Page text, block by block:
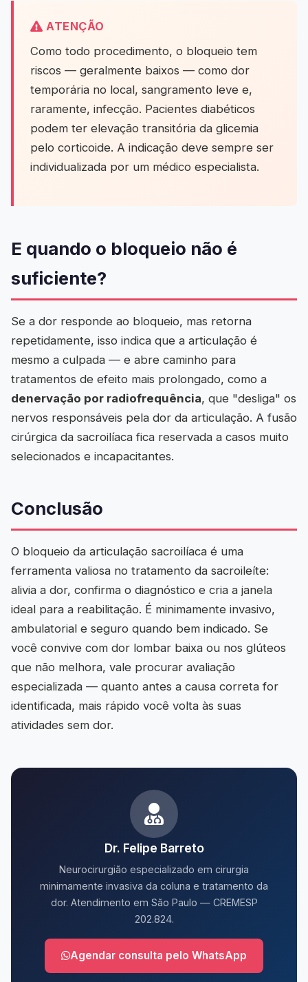
ATENÇÃO
Como todo procedimento, o bloqueio tem
riscos — geralmente baixos — como dor
temporária no local, sangramento leve e,
raramente, infecção. Pacientes diabéticos
podem ter elevação transitória da glicemia
pelo corticoide. A indicação deve sempre ser
individualizada por um médico especialista.
E quando o bloqueio não é
suficiente?
Se a dor responde ao bloqueio, mas retorna
repetidamente, isso indica que a articulação é
mesmo a culpada — e abre caminho para
tratamentos de efeito mais prolongado, como a
denervação por radiofrequência, que "desliga" os
nervos responsáveis pela dor da articulação. A fusão
cirúrgica da sacroilíaca fica reservada a casos muito
selecionados e incapacitantes.
Conclusão
O bloqueio da articulação sacroilíaca é uma
ferramenta valiosa no tratamento da sacroileíte:
alivia a dor, confirma o diagnóstico e cria a janela
ideal para a reabilitação. É minimamente invasivo,
ambulatorial e seguro quando bem indicado. Se
você convive com dor lombar baixa ou nos glúteos
que não melhora, vale procurar avaliação
especializada — quanto antes a causa correta for
identificada, mais rápido você volta às suas
atividades sem dor.
Dr. Felipe Barreto
Neurocirurgião especializado em cirurgia
minimamente invasiva da coluna e tratamento da
dor. Atendimento em São Paulo — CREMESP
202.824.
Agendar consulta pelo WhatsApp